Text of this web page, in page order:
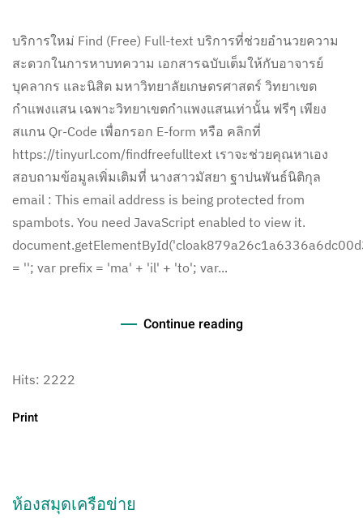
บริการใหม่ Find (Free) Full-text บริการที่ช่วยอำนวยความ
สะดวกในการหาบทความ เอกสารฉบับเต็มให้กับอาจารย์
บุคลากร และนิสิต มหาวิทยาลัยเกษตรศาสตร์ วิทยาเขต
กำแพงแสน เฉพาะวิทยาเขตกำแพงแสนเท่านั้น ฟรีๆ เพียง
สแกน Qr-Code เพื่อกรอก E-form หรือ คลิกที่
https://tinyurl.com/findfreefulltext เราจะช่วยคุณหาเอง
สอบถามข้อมูลเพิ่มเติมที่ นางสาวมัสยา ฐาปนพันธ์นิติกุล
email : This email address is being protected from
spambots. You need JavaScript enabled to view it.
= ''; var prefix = 'ma' + 'il' + 'to'; var...
Continue reading
Hits: 2222
Print
ห้องสมุดเครือข่าย